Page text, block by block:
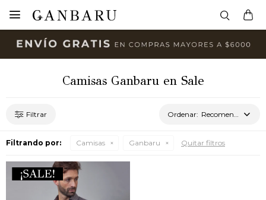

Camisas Ganbaru en Sale
Recomendados
Filtrando por: Camisas Ganbaru Quitar filtros